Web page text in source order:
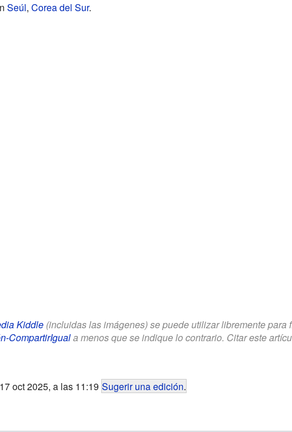
Seúl, Corea del Sur.
Kiddle(incluidas las imágenes) se puede utilizar libremente para
CompartirIguala menos que se indique lo contrario. Citar este
oct 2025, a las 11:19 Sugerir una edición.